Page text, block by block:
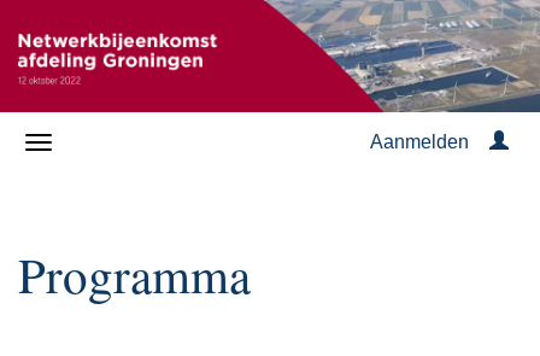
Aanmelden
Programma